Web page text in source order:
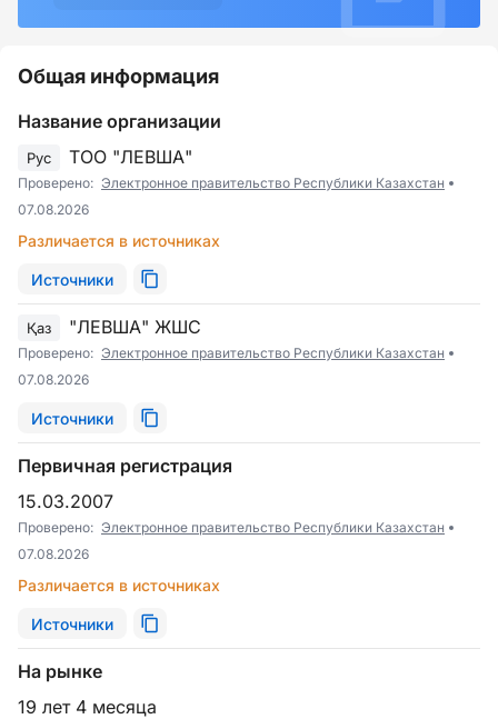
Общая информация
Название организации
Рус ТОО "ЛЕВША"
Проверено: Электронное правительство Республики Казахстан
07.08.2026
Различается в источниках
Источники
Қаз "ЛЕВША" ЖШС
Проверено: Электронное правительство Республики Казахстан
07.08.2026
Источники
Первичная регистрация
15.03.2007
Проверено: Электронное правительство Республики Казахстан
07.08.2026
Различается в источниках
Источники
На рынке
19 лет 4 месяца